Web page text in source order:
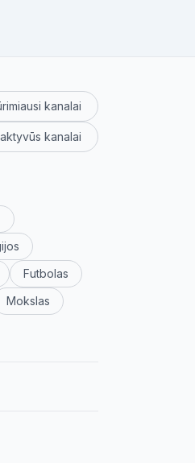
kanalai
kanalai
Futbolas
Mokslas